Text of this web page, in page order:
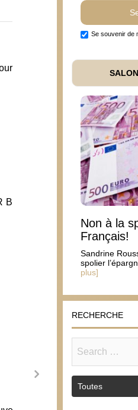
B
Se souvenir de
Non à la
Français!
Sandrine
spolier
plus]
RECHERCHE